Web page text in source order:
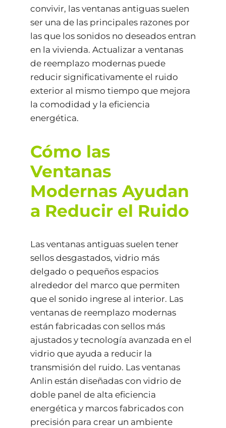
convivir, las ventanas antiguas suelen
ser una de las principales razones por
las que los sonidos no deseados entran
en la vivienda. Actualizar a ventanas
de reemplazo modernas puede
reducir significativamente el ruido
exterior al mismo tiempo que mejora
la comodidad y la eficiencia
energética.
Cómo las
Ventanas
Modernas Ayudan
a Reducir el Ruido
Las ventanas antiguas suelen tener
sellos desgastados, vidrio más
delgado o pequeños espacios
alrededor del marco que permiten
que el sonido ingrese al interior. Las
ventanas de reemplazo modernas
están fabricadas con sellos más
ajustados y tecnología avanzada en el
vidrio que ayuda a reducir la
transmisión del ruido. Las ventanas
Anlin están diseñadas con vidrio de
doble panel de alta eficiencia
energética y marcos fabricados con
precisión para crear un ambiente